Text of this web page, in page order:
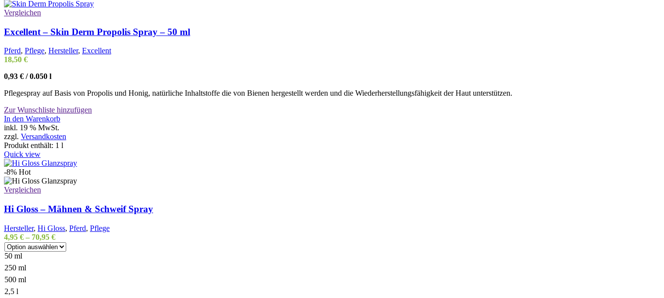
Vergleichen
Excellent – Skin Derm Propolis Spray – 50 ml
Pferd, Pflege, Hersteller, Excellent
18,50 €
0,93 € /0.050 l
Pflegespray auf Basis von Propolis und Honig, natürliche Inhaltstoffe die von Bienen hergestellt werden und die Wiederherstellungsfähigkeit der Haut unterstützen.
Zur Wunschliste hinzufügen
In den Warenkorb
inkl. 19 % MwSt.
zzgl. Versandkosten
Produkt enthält: 1 l
Quick view
-8% Hot
Vergleichen
Hi Gloss – Mähnen & Schweif Spray
Hersteller, Hi Gloss, Pferd, Pflege
4,95 € – 70,95 €
50 ml
250 ml
500 ml
2,5 l